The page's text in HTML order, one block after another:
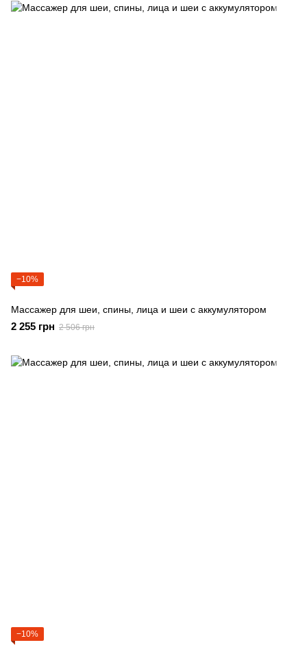
−10%
Массажер для шеи, спины, лица и шеи с аккумулятором
2 255 грн 2 506 грн
−10%